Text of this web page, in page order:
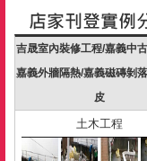
吉晟室內裝修工程/嘉義中
嘉義外牆隔熱/嘉義磁磚剝
皮
土木工程